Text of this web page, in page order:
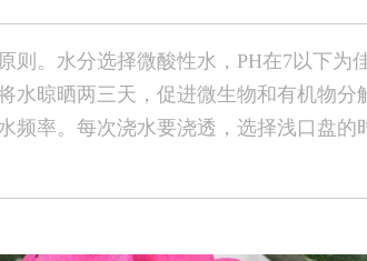
则。水分选择微酸性水，PH在7以下为
水晾晒两三天，促进微生物和有机物分
频率。每次浇水要浇透，选择浅口盘的